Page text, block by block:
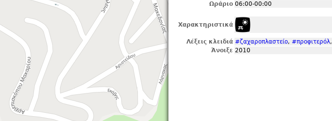
Ωράριο 06:00-00:00
Χαρακτηριστικά
Λέξεις κλειδιά #ζαχαροπλαστείο, #προφιτερόλ,
Άνοιξε 2010